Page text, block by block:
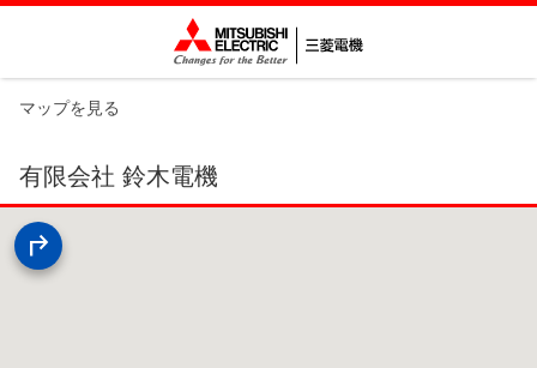
マップを見る
有限会社 鈴木電機